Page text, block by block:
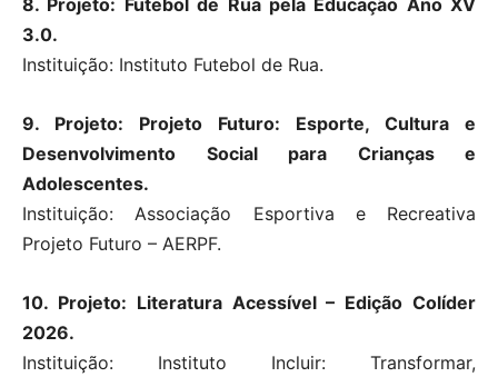
8. Projeto: Futebol de Rua pela Educação Ano XV
3.0.
Instituição: Instituto Futebol de Rua.
9. Projeto: Projeto Futuro: Esporte, Cultura e
Desenvolvimento Social para Crianças e
Adolescentes.
Instituição: Associação Esportiva e Recreativa
Projeto Futuro – AERPF.
10. Projeto: Literatura Acessível – Edição Colíder
2026.
Instituição: Instituto Incluir: Transformar,